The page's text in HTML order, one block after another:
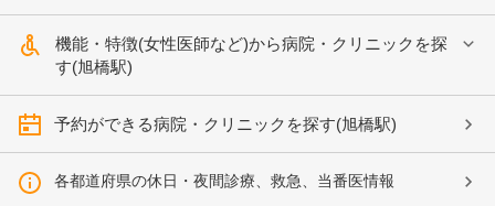
機能・特徴(女性医師など)から病院・クリニックを探
す(旭橋駅)
予約ができる病院・クリニックを探す(旭橋駅)
各都道府県の休日・夜間診療、救急、当番医情報